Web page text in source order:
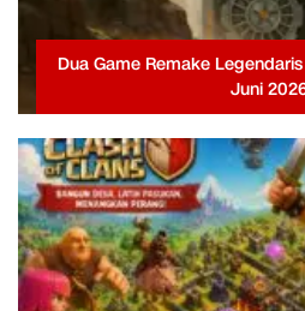
Dua Game Remake
Juni